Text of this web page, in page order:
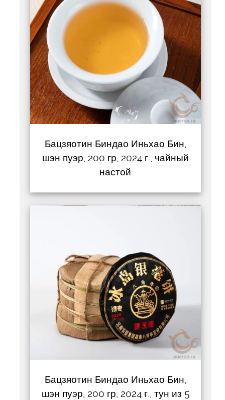
Бацзяотин Биндао Иньхао Бин,
шэн пуэр, 200 гр, 2024 г., чайный
настой
Бацзяотин Биндао Иньхао Бин,
шэн пуэр, 200 гр, 2024 г., тун из 5